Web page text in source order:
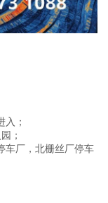
；
；
车厂，北栅丝厂停车